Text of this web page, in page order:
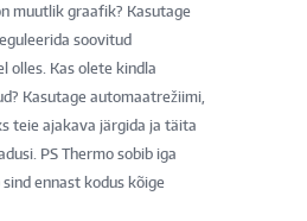
muutlik graafik? Kasutage
soovitud
olles. Kas olete kindla
Kasutage automaatrežiimi,
teie ajakava järgida ja täita
PS Thermo sobib iga
ennast kodus kõige